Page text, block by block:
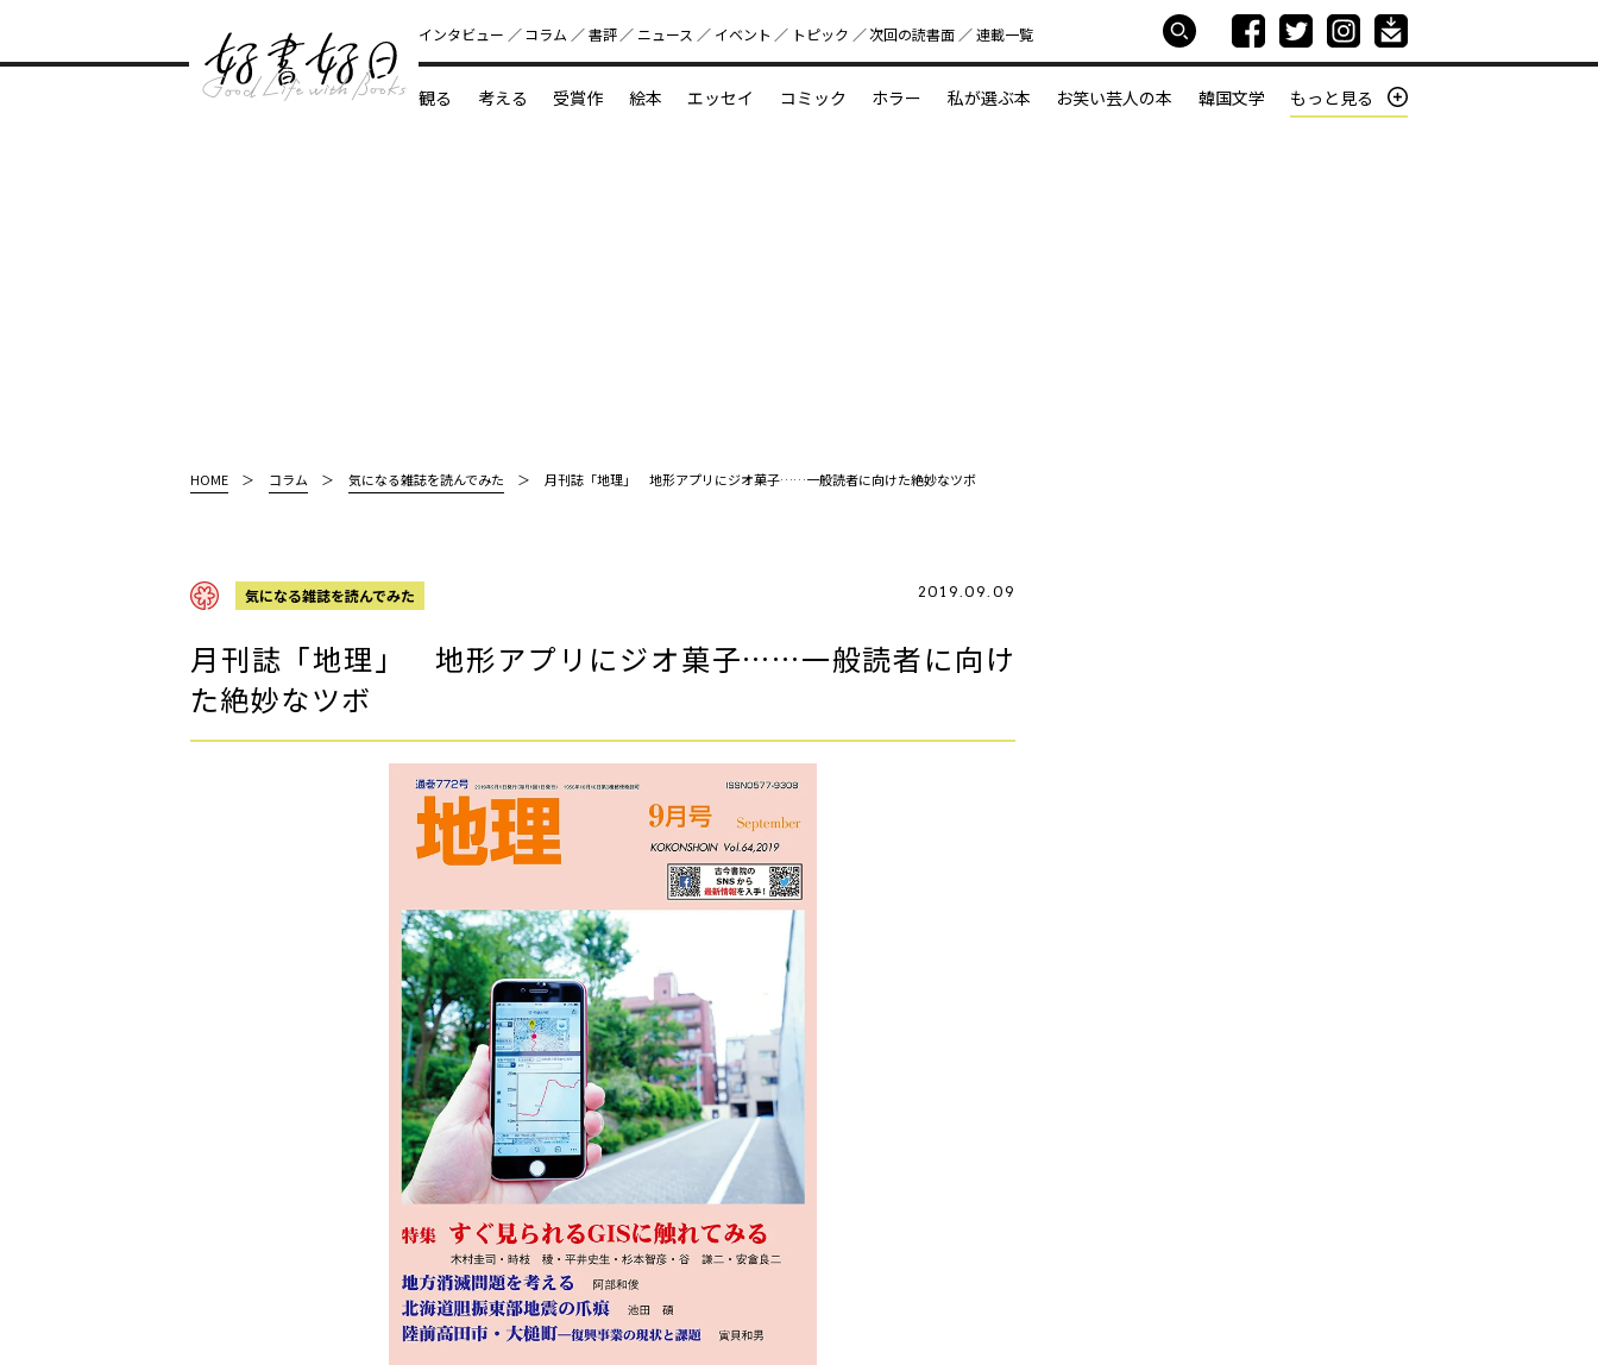
好書好日
インタビュー コラム 書評 ニュース イベント トピック 次回の読書⾯ 連載一覧
観る 考える 受賞作 絵本 エッセイ コミック ホラー 私が選ぶ本 お笑い芸人の本 韓国文学 もっと見る
HOME コラム 気になる雑誌を読んでみた 月刊誌「地理」 地形アプリにジオ菓子……一般読者に向けた絶妙なツボ
気になる雑誌を読んでみた 2019.09.09
月刊誌「地理」 地形アプリにジオ菓子……一般読者に向け
た絶妙なツボ